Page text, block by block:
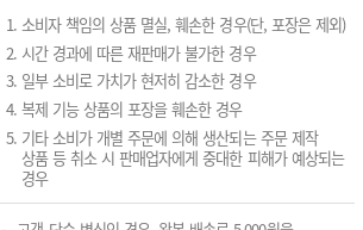
소비자 책임의 상품 멸실, 훼손한 경우(단, 포장은 제외)
시간 경과에 따른 재판매가 불가한 경우
일부 소비로 가치가 현저히 감소한 경우
복제 기능 상품의 포장을 훼손한 경우
기타 소비가 개별 주문에 의해 생산되는 주문 제작
상품 등 취소 시 판매업자에게 중대한 피해가 예상되는
경우